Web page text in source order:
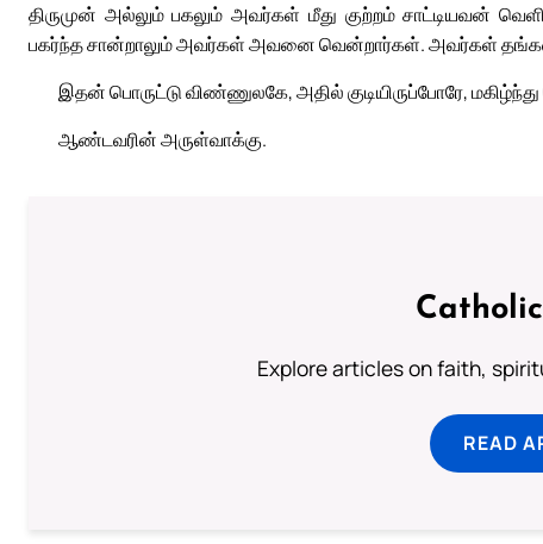
திருமுன் அல்லும் பகலும் அவர்கள் மீது குற்றம் சாட்டியவன்
பகர்ந்த சான்றாலும் அவர்கள் அவனை வென்றார்கள். அவர்கள்
இதன் பொருட்டு விண்ணுலகே, அதில் குடியிருப்போரே,
ஆண்டவரின் அருள்வாக்கு.
Explore articles on faith,
READ